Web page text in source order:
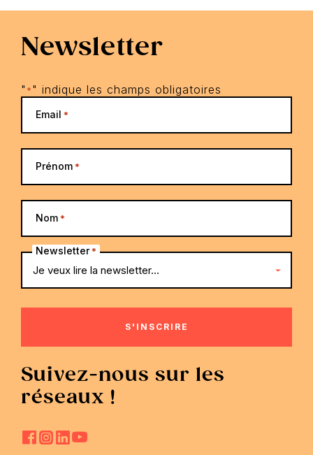
Newsletter
" *" indique les champs obligatoires
Email *
Prénom *
Nom *
Newsletter *
Suivez-nous sur les
réseaux !